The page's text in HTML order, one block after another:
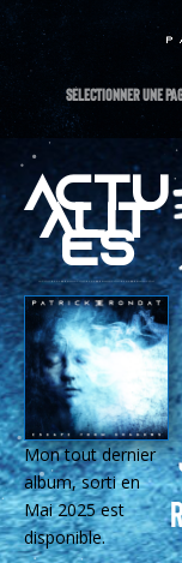
Sélectionner Une
ACTU
ALIT
ES
Mon tout dernier
album, sorti en
Mai 2025 est
disponible.